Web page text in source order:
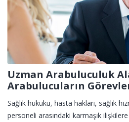
Uzman Arabuluculuk
Arabulucuların
Sağlık hukuku, hasta hakları, sağlık
personeli arasındaki karmaşık ilişkilere